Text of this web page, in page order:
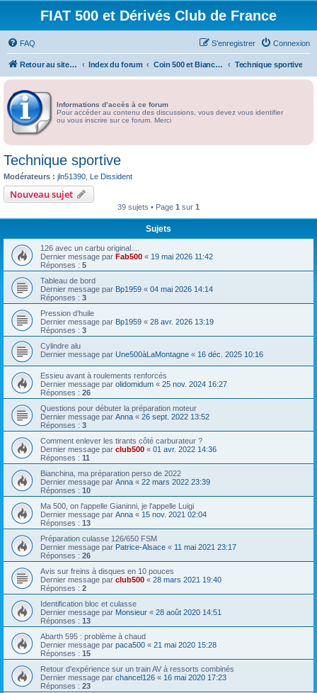
FIAT 500 et Dérivés Club de France
FAQ Connexion
S’enregistrer
Retour au site du Club Index du forum Coin 500 et Bianchina Technique sportive
Informations d’accès à ce forum
Pour accéder au contenu des discussions, vous devez vous identifier
ou vous inscrire sur ce forum. Merci
Technique sportive
Modérateurs : jln51390 Le Dissident
Nouveau sujet
39 sujets • Page 1 sur 1
Sujets
126 avec un carbu original....
Dernier message par Fab500 « 19 mai 2026 11:42
Réponses : 5
Tableau de bord
Dernier message par Bp1959 « 04 mai 2026 14:14
Réponses : 3
Pression d’huile
Dernier message par Bp1959 « 28 avr. 2026 13:19
Réponses : 3
Cylindre alu
Dernier message par Une500àLaMontagne « 16 déc. 2025 10:16
Essieu avant à roulements renforcés
Dernier message par olidomidum « 25 nov. 2024 16:27
Réponses : 26
Questions pour débuter la préparation moteur
Dernier message par Anna « 26 sept. 2022 13:52
Réponses : 3
Comment enlever les tirants côté carburateur ?
Dernier message par club500 « 01 avr. 2022 14:36
Réponses : 11
Bianchina, ma préparation perso de 2022
Dernier message par Anna « 22 mars 2022 23:39
Réponses : 10
Ma 500, on l'appelle Gianinni, je l'appelle Luigi
Dernier message par Anna « 15 nov. 2021 02:04
Réponses : 13
Préparation culasse 126/650 FSM
Dernier message par Patrice-Alsace « 11 mai 2021 23:17
Réponses : 26
Avis sur freins à disques en 10 pouces
Dernier message par club500 « 28 mars 2021 19:40
Réponses : 2
Identification bloc et culasse
Dernier message par Monsieur « 28 août 2020 14:51
Réponses : 13
Abarth 595 : problème à chaud
Dernier message par paca500 « 21 mai 2020 15:28
Réponses : 15
Retour d’expérience sur un train AV à ressorts combinés
Dernier message par chancel126 « 16 mai 2020 17:23
Réponses : 23